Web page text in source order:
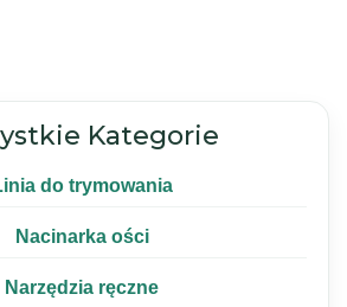
Kategorie
do trymowania
Nacinarka ości
Narzędzia ręczne